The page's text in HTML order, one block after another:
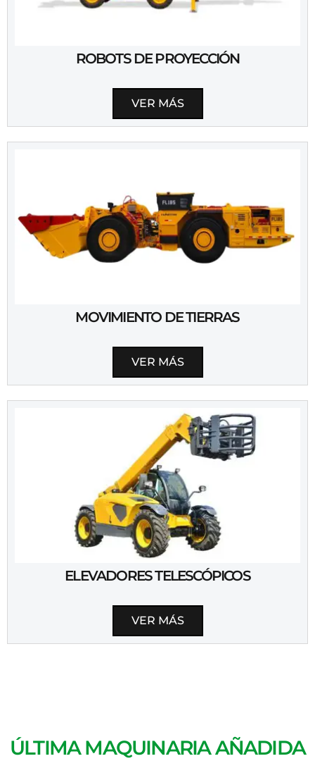
ROBOTS DE PROYECCIÓN
VER MÁS
MOVIMIENTO DE TIERRAS
VER MÁS
ELEVADORES TELESCÓPICOS
VER MÁS
ÚLTIMA MAQUINARIA AÑADIDA